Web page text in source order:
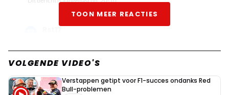
terwijl er nog maar 3 seconden te gaan waren?
Verder gaan was dus niet mogelijk
TOON MEER REACTIES
VOLGENDE VIDEO'S
Verstappen getipt voor F1-succes ondanks Red
Bull-problemen